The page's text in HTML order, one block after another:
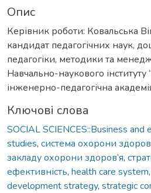
Опис
Керівник роботи: Ковальська
кандидат педагогічних наук,
педагогіки, методики та
Навчально-наукового інституту
інженерно-педагогічна
Ключові слова
SOCIAL SCIENCES::Business and
studies, система охорони
закладу охорони здоров’я,
ефективність, health care system,
development strategy, strategic